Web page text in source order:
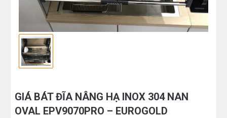
GIÁ BÁT ĐĨA NÂNG HẠ INOX 304 NAN
OVAL EPV9070PRO – EUROGOLD